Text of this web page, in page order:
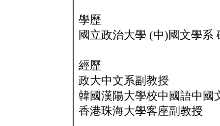
學歷
國立政治大學 (中)國文學系
經歷
政大中文系副教授
韓國漢陽大學校中國語中國
香港珠海大學客座副教授